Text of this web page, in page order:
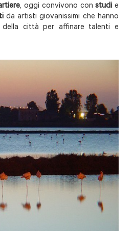
, oggi convivono constudi e
da artisti giovanissimi che hanno
città per affinare talenti e